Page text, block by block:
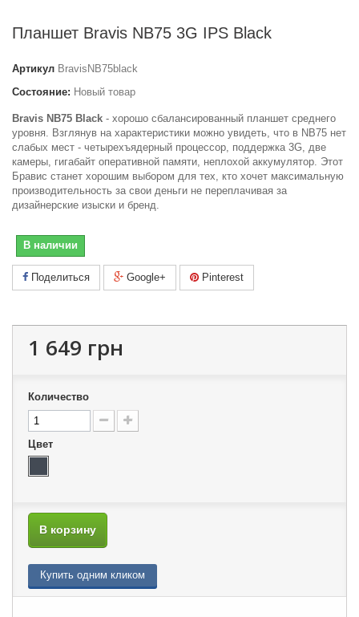
Планшет Bravis NB75 3G IPS Black
Артикул BravisNB75black
Состояние: Новый товар
Bravis NB75 Black - хорошо сбалансированный планшет среднего
уровня. Взглянув на характеристики можно увидеть, что в NB75 нет
слабых мест - четырехъядерный процессор, поддержка 3G, две
камеры, гигабайт оперативной памяти, неплохой аккумулятор. Этот
Бравис станет хорошим выбором для тех, кто хочет максимальную
производительность за свои деньги не переплачивая за
дизайнерские изыски и бренд.
В наличии
Поделиться Google+ Pinterest
1 649 грн
Количество
Цвет
В корзину
Купить одним кликом